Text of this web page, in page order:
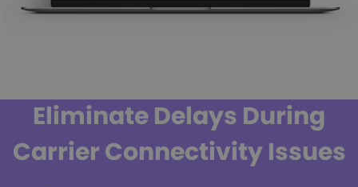
Eliminate Delays During
Carrier Connectivity Issues